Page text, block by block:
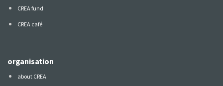
CREA fund
CREA café
organisation
about CREA